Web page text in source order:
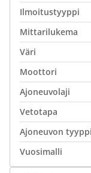
Ilmoitustyyppi
Mittarilukema
Väri
Moottori
Ajoneuvolaji
Vetotapa
Ajoneuvon tyyppi
Vuosimalli